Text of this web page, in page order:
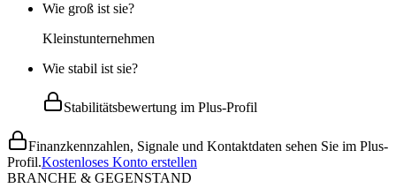
Wie groß ist sie?
Kleinstunternehmen
Wie stabil ist sie?
Stabilitätsbewertung im Plus-Profil
Finanzkennzahlen, Signale und Kontaktdaten sehen Sie im Plus-
Profil.Kostenloses Konto erstellen
BRANCHE & GEGENSTAND